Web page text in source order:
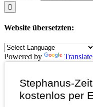
Website übersetzten:
Powered by Translate